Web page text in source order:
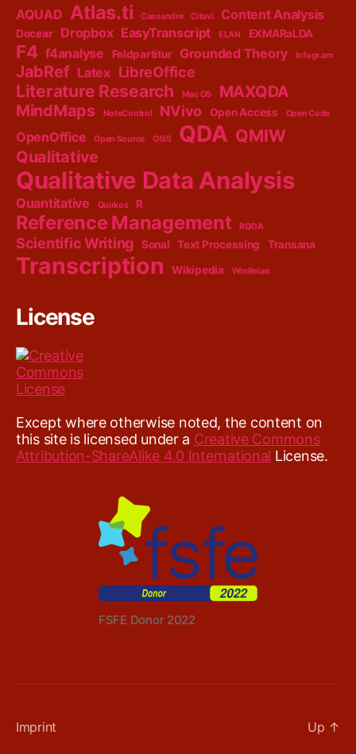
AQUAD Atlas.ti Cassandre Citavi Content Analysis
Docear Dropbox EasyTranscript ELAN EXMARaLDA
F4 f4analyse Feldpartitur Grounded Theory Infogr.am
JabRef Latex LibreOffice
Literature Research Mac OS
MAXQDA
MindMaps
NoteControl NVivo Open Access Open Code
OpenOffice Open Source OSiS QDA QMIW
Qualitative
Qualitative Data Analysis
Quantitative Quirkos R
Reference Management RQDA
Scientific Writing Sonal Text Processing Transana
Transcription Wikipedia WinRelan
License
Except where otherwise noted, the content on
this site is licensed under a Creative Commons
Attribution-ShareAlike 4.0 International License.
FSFE Donor 2022
Imprint Up ↑